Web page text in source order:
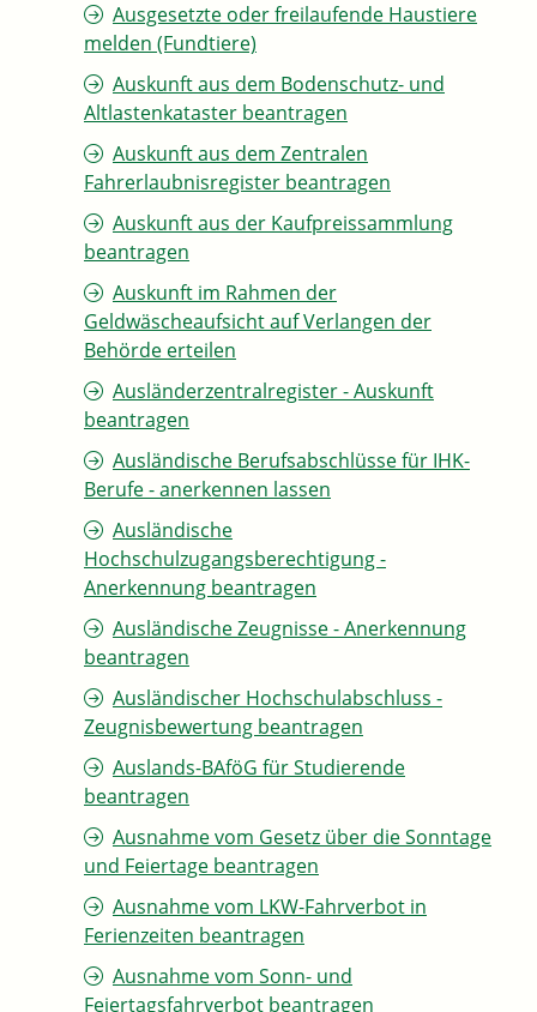
Ausgesetzte oder freilaufende Haustiere
melden (Fundtiere)
Auskunft aus dem Bodenschutz- und
Altlastenkataster beantragen
Auskunft aus dem Zentralen
Fahrerlaubnisregister beantragen
Auskunft aus der Kaufpreissammlung
beantragen
Auskunft im Rahmen der
Geldwäscheaufsicht auf Verlangen der
Behörde erteilen
Ausländerzentralregister - Auskunft
beantragen
Ausländische Berufsabschlüsse für IHK-
Berufe - anerkennen lassen
Ausländische
Hochschulzugangsberechtigung -
Anerkennung beantragen
Ausländische Zeugnisse - Anerkennung
beantragen
Ausländischer Hochschulabschluss -
Zeugnisbewertung beantragen
Auslands-BAföG für Studierende
beantragen
Ausnahme vom Gesetz über die Sonntage
und Feiertage beantragen
Ausnahme vom LKW-Fahrverbot in
Ferienzeiten beantragen
Ausnahme vom Sonn- und
Feiertagsfahrverbot beantragen